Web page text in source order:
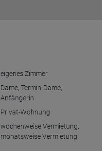
eigenes Zimmer
Dame, Termin-Dame,
Anfängerin
Privat-Wohnung
wochenweise Vermietung,
monatsweise Vermietung